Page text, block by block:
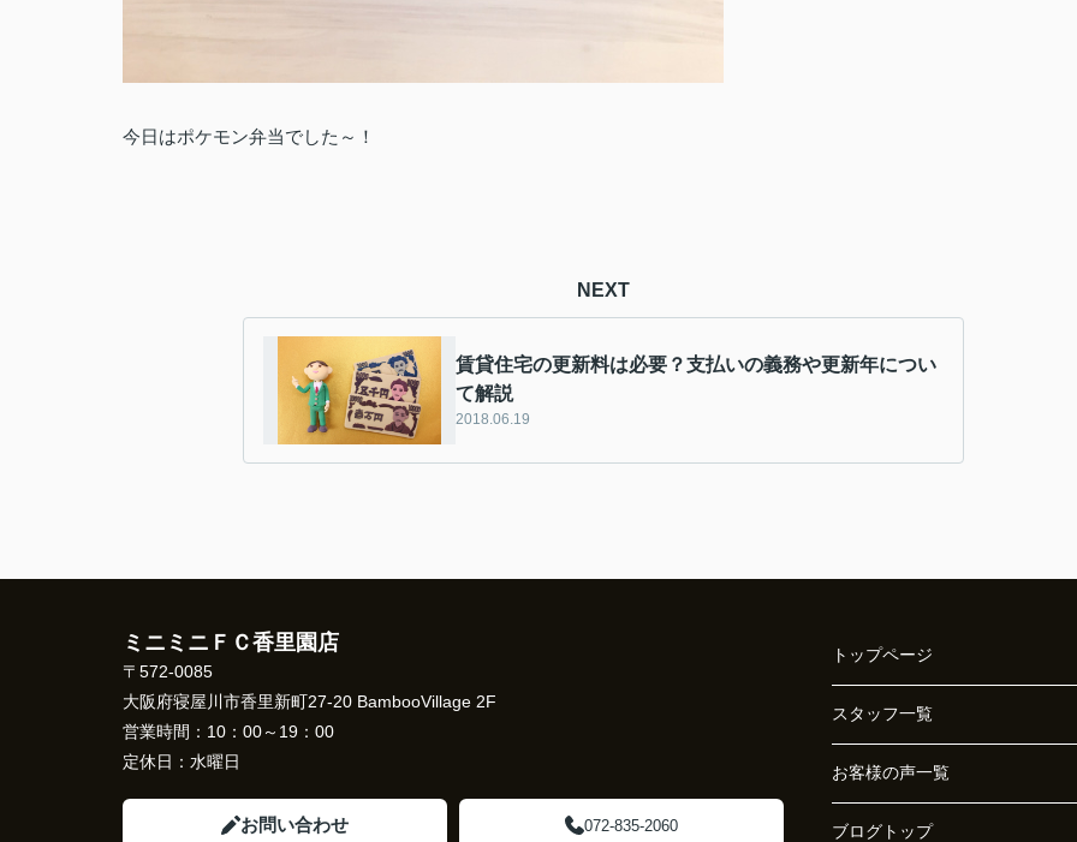
今日はポケモン弁当でした～！
NEXT
賃貸住宅の更新料は必要？支払いの義務や更新年につい
て解説
2018.06.19
ミニミニＦＣ香里園店
〒572-0085
大阪府寝屋川市香里新町27-20 BambooVillage 2F
営業時間： 10：00～19：00
定休日： 水曜日
お問い合わせ 072-835-2060
トップページ
スタッフ一覧
お客様の声一覧
ブログトップ